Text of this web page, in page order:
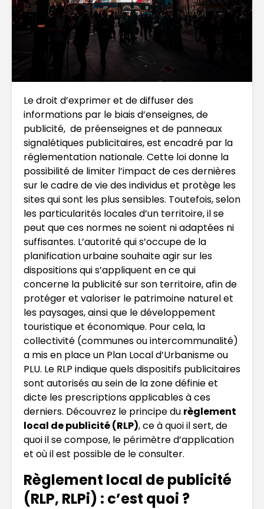
Le droit d’exprimer et de diffuser des
informations par le biais d’enseignes, de
publicité, de préenseignes et de panneaux
signalétiques publicitaires, est encadré par la
réglementation nationale. Cette loi donne la
possibilité de limiter l’impact de ces dernières
sur le cadre de vie des individus et protège les
sites qui sont les plus sensibles. Toutefois, selon
les particularités locales d’un territoire, il se
peut que ces normes ne soient ni adaptées ni
suffisantes. L’autorité qui s’occupe de la
planification urbaine souhaite agir sur les
dispositions qui s’appliquent en ce qui
concerne la publicité sur son territoire, afin de
protéger et valoriser le patrimoine naturel et
les paysages, ainsi que le développement
touristique et économique. Pour cela, la
collectivité (communes ou intercommunalité)
a mis en place un Plan Local d’Urbanisme ou
PLU. Le RLP indique quels dispositifs publicitaires
sont autorisés au sein de la zone définie et
dicte les prescriptions applicables à ces
derniers. Découvrez le principe du règlement
local de publicité (RLP), ce à quoi il sert, de
quoi il se compose, le périmètre d’application
et où il est possible de le consulter.
Règlement local de publicité
(RLP, RLPi) : c’est quoi ?